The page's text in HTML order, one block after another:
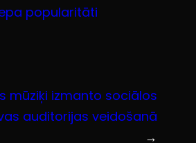
popularitāti
mūziķi izmanto sociālos
auditorijas veidošanā
→